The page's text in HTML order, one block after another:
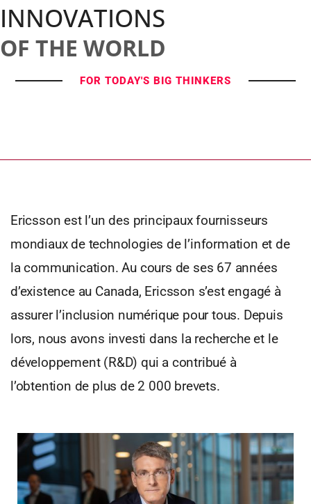
INNOVATIONS
OF THE WORLD
FOR TODAY'S BIG THINKERS
Ericsson est l’un des principaux fournisseurs
mondiaux de technologies de l’information et de
la communication. Au cours de ses 67 années
d’existence au Canada, Ericsson s’est engagé à
assurer l’inclusion numérique pour tous. Depuis
lors, nous avons investi dans la recherche et le
développement (R&D) qui a contribué à
l’obtention de plus de 2 000 brevets.